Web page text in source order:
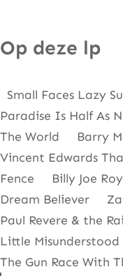
b
T
h
e
6
0
'
s
(
Op deze lp
Small Faces Lazy
Paradise Is Half As
The World Barry
Vincent Edwards
Fence Billy Joe
Dream Believer
Paul Revere & the
Little
The Gun Race